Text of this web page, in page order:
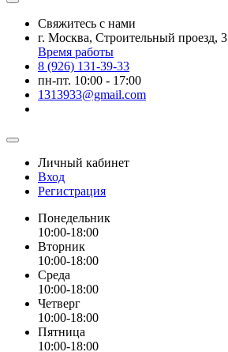
Свяжитесь с нами
г. Москва, Строительный проезд, 3
Время работы
8 (926) 131-39-33
пн-пт. 10:00 - 17:00
1313933@gmail.com
Личный кабинет
Вход
Регистрация
Понедельник
10:00-18:00
Вторник
10:00-18:00
Среда
10:00-18:00
Четверг
10:00-18:00
Пятница
10:00-18:00